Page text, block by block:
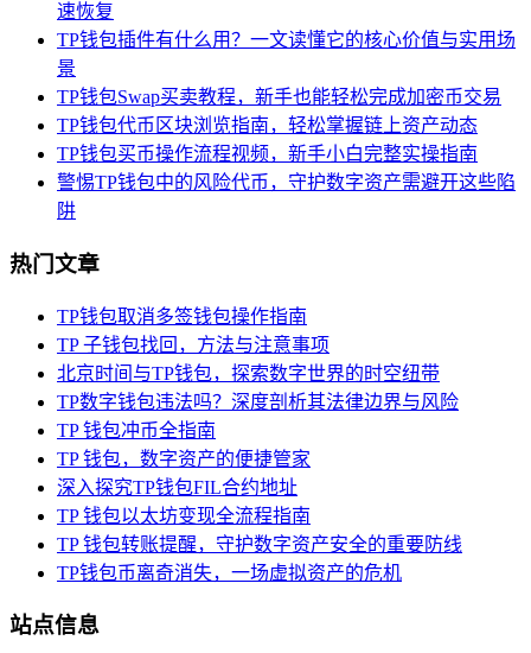
速恢复
TP钱包插件有什么用？一文读懂它的核心价值与实用场
景
TP钱包Swap买卖教程，新手也能轻松完成加密币交易
TP钱包代币区块浏览指南，轻松掌握链上资产动态
TP钱包买币操作流程视频，新手小白完整实操指南
警惕TP钱包中的风险代币，守护数字资产需避开这些陷
阱
热门文章
TP钱包取消多签钱包操作指南
TP 子钱包找回，方法与注意事项
北京时间与TP钱包，探索数字世界的时空纽带
TP数字钱包违法吗？深度剖析其法律边界与风险
TP 钱包冲币全指南
TP 钱包，数字资产的便捷管家
深入探究TP钱包FIL合约地址
TP 钱包以太坊变现全流程指南
TP 钱包转账提醒，守护数字资产安全的重要防线
TP钱包币离奇消失，一场虚拟资产的危机
站点信息